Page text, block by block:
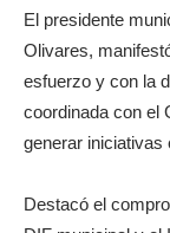
El presidente
Olivares,
esfuerzo y con la
coordinada con el
generar iniciativas
Destacó el